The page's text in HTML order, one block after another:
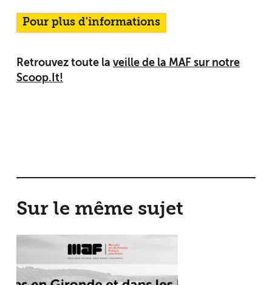
Pour plus d'informations
Retrouvez toute la veille de la MAF sur notre
Scoop.It!
Sur le même sujet